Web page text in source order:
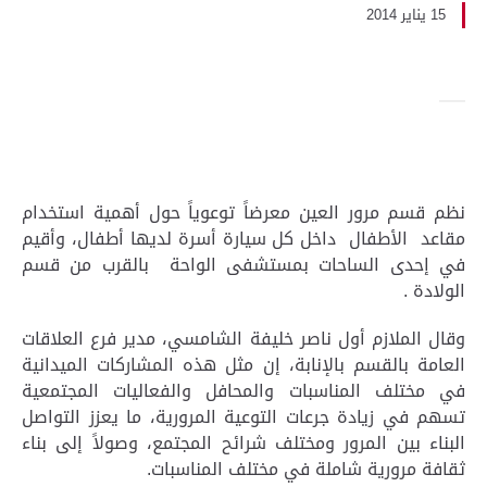
15 يناير 2014
نظم قسم مرور العين معرضاً توعوياً حول أهمية استخدام
مقاعد الأطفال داخل كل سيارة أسرة لديها أطفال، وأقيم
في إحدى الساحات بمستشفى الواحة بالقرب من قسم
الولادة .
وقال الملازم أول ناصر خليفة الشامسي، مدير فرع العلاقات
العامة بالقسم بالإنابة، إن مثل هذه المشاركات الميدانية
في مختلف المناسبات والمحافل والفعاليات المجتمعية
تسهم في زيادة جرعات التوعية المرورية، ما يعزز التواصل
البناء بين المرور ومختلف شرائح المجتمع، وصولاً إلى بناء
ثقافة مرورية شاملة في مختلف المناسبات.